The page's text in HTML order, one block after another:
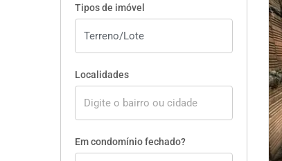
Tipos de imóvel
Localidades
Em condomínio fechado?